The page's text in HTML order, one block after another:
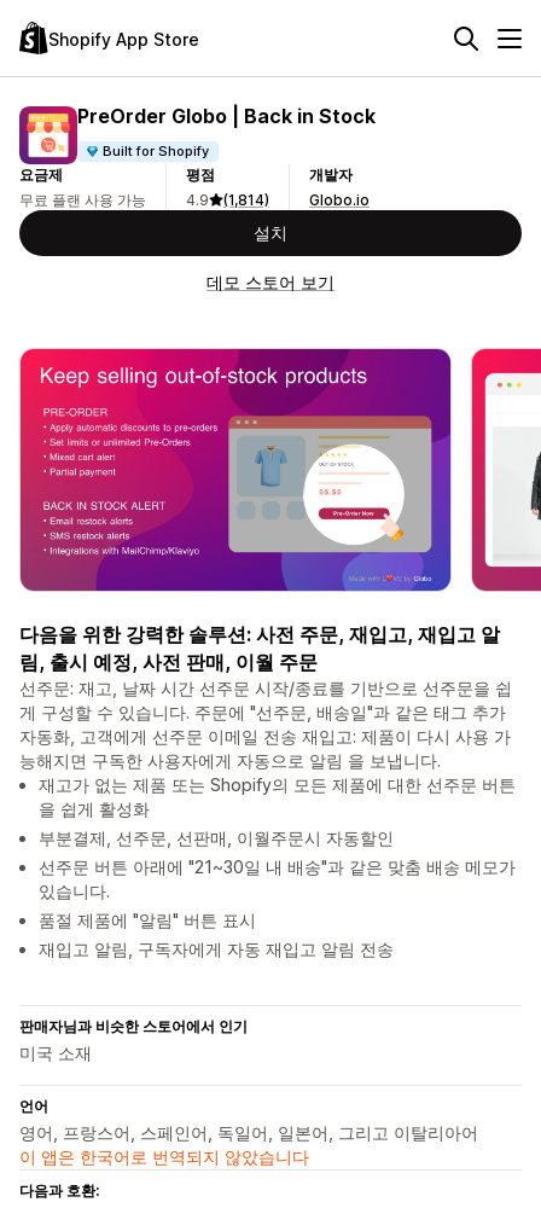
Shopify App Store
PreOrder Globo | Back in Stock
Built for Shopify
요금제
무료 플랜 사용 가능
평점
4.9
(1,814)
개발자
Globo.io
설치
데모 스토어 보기
다음을 위한 강력한 솔루션: 사전 주문, 재입고, 재입고 알
림, 출시 예정, 사전 판매, 이월 주문
선주문: 재고, 날짜 시간 선주문 시작/종료를 기반으로 선주문을 쉽
게 구성할 수 있습니다. 주문에 "선주문, 배송일"과 같은 태그 추가
자동화, 고객에게 선주문 이메일 전송 재입고: 제품이 다시 사용 가
능해지면 구독한 사용자에게 자동으로 알림 을 보냅니다.
재고가 없는 제품 또는 Shopify의 모든 제품에 대한 선주문 버튼
을 쉽게 활성화
부분결제, 선주문, 선판매, 이월주문시 자동할인
선주문 버튼 아래에 "21~30일 내 배송"과 같은 맞춤 배송 메모가
있습니다.
품절 제품에 "알림" 버튼 표시
재입고 알림, 구독자에게 자동 재입고 알림 전송
판매자님과 비슷한 스토어에서 인기
미국 소재
언어
영어, 프랑스어, 스페인어, 독일어, 일본어, 그리고 이탈리아어
이 앱은 한국어로 번역되지 않았습니다
다음과 호환: